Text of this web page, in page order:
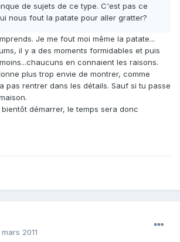
de sujets de ce type. C'est pas ce
nous fout la patate pour aller gratter?
Je me fout moi même la patate...
il y a des moments formidables et puis
en connaient les raisons.
plus trop envie de montrer, comme
pas rentrer dans les détails. Sauf si tu passe
démarrer, le temps sera donc
2011